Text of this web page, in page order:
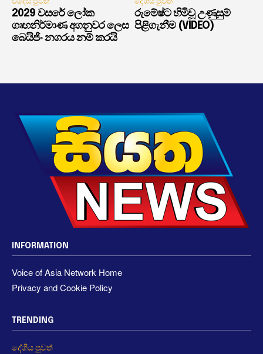
2029 වසරේ ලෝක
ගෘහනිර්මාණ අගනුවර ලෙස
බෙයිජිං නගරය නම් කරයි
රුමේෂ්ට හිමිවූ උණුසුම්
පිළිගැනීම (VIDEO)
INFORMATION
Voice of Asia Network Home
Privacy and Cookie Policy
TRENDING
දේශීය පුවත්